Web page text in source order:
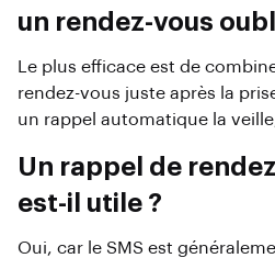
un rendez-vous
Le plus efficace est de
rendez-vous juste après la
un rappel automatique la
Un rappel de
est-il utile ?
Oui, car le SMS est